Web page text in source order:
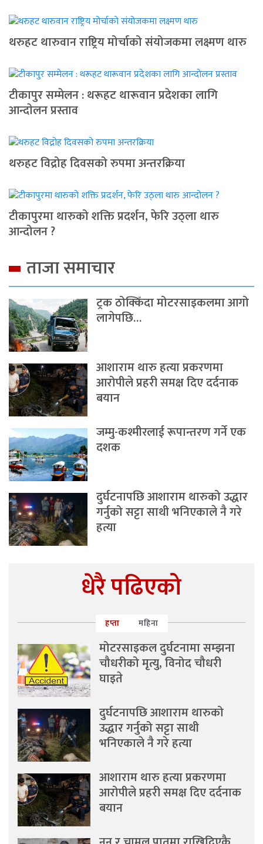
थरुहट थारुवान राष्ट्रिय मोर्चाको संयोजकमा लक्ष्मण थारु
टीकापुर सम्मेलन : थरूहट थारूवान प्रदेशका लागि
आन्दाेलन प्रस्ताव
थरुहट विद्रोह दिवसको रुपमा अन्तरक्रिया
टीकापुरमा थारुको शक्ति प्रदर्शन, फेरि उठ्ला थारु
आन्दोलन ?
ताजा समाचार
ट्रक ठोक्किँदा मोटरसाइकलमा आगो
लागेपछि…
आशाराम थारु हत्या प्रकरणमा
आरोपीले प्रहरी समक्ष दिए दर्दनाक
बयान
जम्मु-कश्मीरलाई रूपान्तरण गर्ने एक
दशक
दुर्घटनापछि आशाराम थारुको उद्धार
गर्नुको सट्टा साथी भनिएकाले नै गरे
हत्या
धेरै पढिएको
हप्ता महिना
मोटरसाइकल दुर्घटनामा सम्झना
चौधरीको मृत्यु, विनोद चौधरी
घाइते
दुर्घटनापछि आशाराम थारुको
उद्धार गर्नुको सट्टा साथी
भनिएकाले नै गरे हत्या
आशाराम थारु हत्या प्रकरणमा
आरोपीले प्रहरी समक्ष दिए दर्दनाक
बयान